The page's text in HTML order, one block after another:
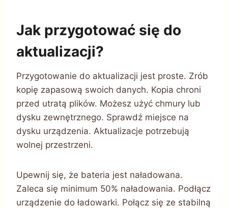
Jak przygotować się do
aktualizacji?
Przygotowanie do aktualizacji jest proste. Zrób
kopię zapasową swoich danych. Kopia chroni
przed utratą plików. Możesz użyć chmury lub
dysku zewnętrznego. Sprawdź miejsce na
dysku urządzenia. Aktualizacje potrzebują
wolnej przestrzeni.
Upewnij się, że bateria jest naładowana.
Zaleca się minimum 50% naładowania. Podłącz
urządzenie do ładowarki. Połącz się ze stabilną